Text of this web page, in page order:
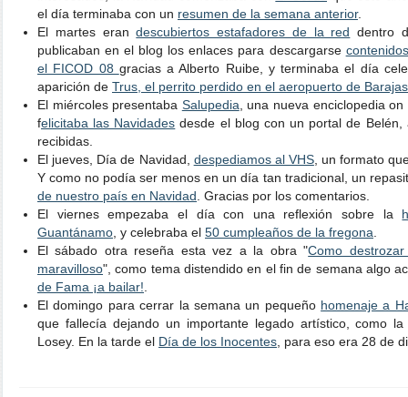
el día terminaba con un resumen de la semana anterior.
El martes erandescubiertos estafadores de la red dentro
publicaban en el blog los enlaces para descargarse
el FICOD 08 gracias a Alberto Ruibe, y terminaba el día
aparición de Trus, el perrito perdido en el aeropuerto de Barajas
El miércoles presentaba Salupedia , una nueva enciclopedia
felicitaba las Navidades desde el blog con un portal de Belén,
recibidas.
El jueves, Día de Navidad, despediamos al VHS, un formato
Y como no podía ser menos en un día tan tradicional, un
de nuestro país en Navidad . Gracias por los comentarios.
El viernes empezaba el día con una reflexión sobre la
Guantánamo , y celebraba el 50 cumpleaños de la fregona
El sábado otra reseña esta vez a la obra "Como
maravilloso", como tema distendido en el fin de semana algo
de Fama ¡a bailar!
El domingo para cerrar la semana un pequeño homenaje a
que fallecía dejando un importante legado artístico, como
Losey. En la tarde el Día de los Inocentes , para eso era 28 de